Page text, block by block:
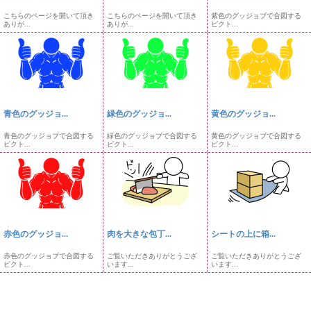
こちらのページを開いて頂き
ありが...
こちらのページを開いて頂き
ありが...
紫色のグッジョブで合図する
ピクト...
青色のグッジョ...
青色のグッジョブで合図する
ピクト...
緑色のグッジョ...
緑色のグッジョブで合図する
ピクト...
黄色のグッジョ...
黄色のグッジョブで合図する
ピクト...
赤色のグッジョ...
赤色のグッジョブで合図する
ピクト...
肉を大きな包丁...
ご覧いただきありがとうござ
います...
シートの上に箱...
ご覧いただきありがとうござ
います...